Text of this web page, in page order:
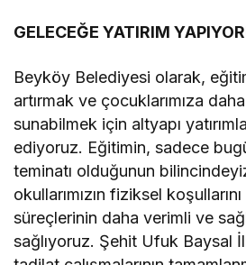
GELECEĞE YATIRIM
Beyköy Belediyesi olarak,
artırmak ve çocuklarımıza
sunabilmek için altyapı
ediyoruz. Eğitimin, sadece
teminatı olduğunun
okullarımızın fiziksel
süreçlerinin daha verimli ve
sağlıyoruz. Şehit Ufuk Baysal